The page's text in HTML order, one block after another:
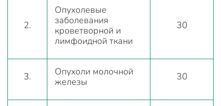
2.
Опухолевые
заболевания
кроветворной и
лимфоидной ткани
30
3.
Опухоли молочной
железы
30